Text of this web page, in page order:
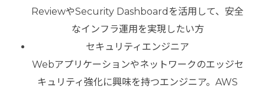
ReviewやSecurity Dashboardを活用して、安全
なインフラ運用を実現したい方
セキュリティエンジニア
Webアプリケーションやネットワークのエッジセ
キュリティ強化に興味を持つエンジニア。AWS